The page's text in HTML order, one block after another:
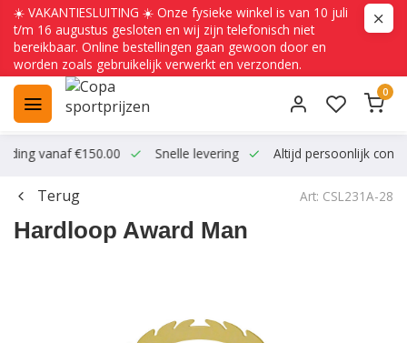
☀️ VAKANTIESLUITING ☀️ Onze fysieke winkel is van 10 juli
t/m 16 augustus gesloten en wij zijn telefonisch niet
bereikbaar. Online bestellingen gaan gewoon door en
worden zoals gebruikelijk verwerkt en verzonden.
0
vanaf €150.00 Snelle levering Altijd persoonlijk
Terug Art: CSL231A-28
Hardloop Award Man